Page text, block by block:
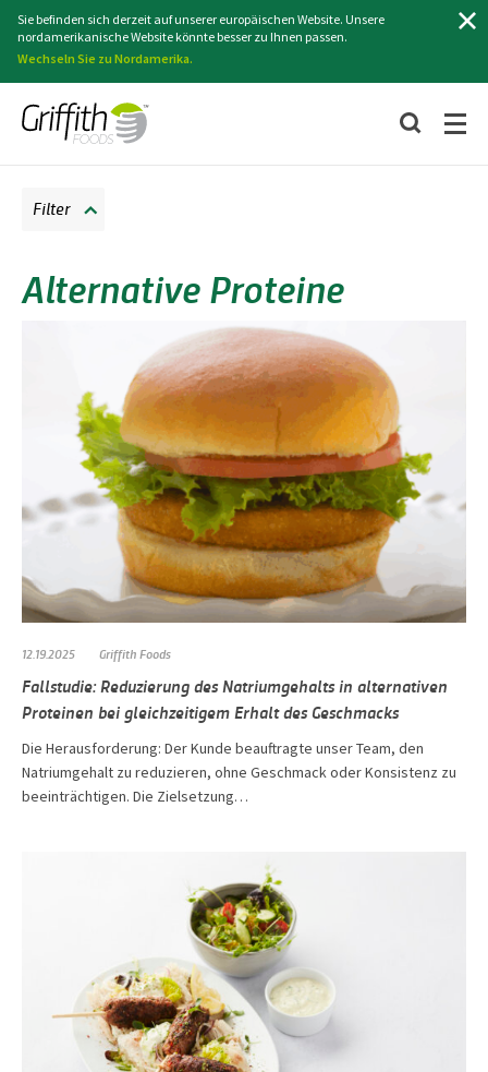
Sie befinden sich derzeit auf unserer europäischen Website. Unsere
nordamerikanische Website könnte besser zu Ihnen passen.
Wechseln Sie zu Nordamerika.
Alternative Proteine
Filter
12.19.2025 Griffith Foods
Fallstudie: Reduzierung des Natriumgehalts in alternativen
Proteinen bei gleichzeitigem Erhalt des Geschmacks
Die Herausforderung: Der Kunde beauftragte unser Team, den
Natriumgehalt zu reduzieren, ohne Geschmack oder Konsistenz zu
beeinträchtigen. Die Zielsetzung…